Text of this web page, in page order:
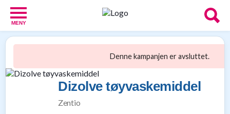
MENY
Denne kampanjen er avsluttet.
Dizolve tøyvaskemiddel
Zentio
Babypakker
for
Foreldretilbud